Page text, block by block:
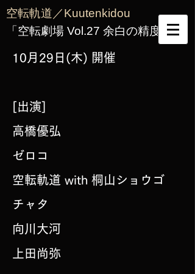
空転軌道／Kuutenkidou
「空転劇場 Vol.27 余白の精度」
10月29日(木) 開催
[出演]
高橋優弘
ゼロコ
空転軌道 with 桐山ショウゴ
チャタ
向川大河
上田尚弥